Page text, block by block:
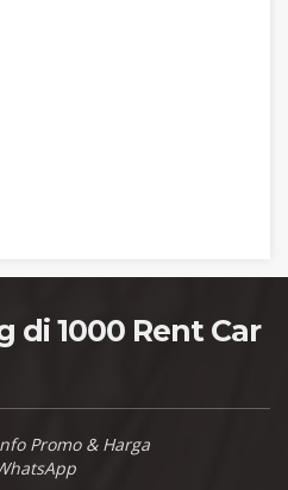
di 1000 Rent Car
Promo & Harga